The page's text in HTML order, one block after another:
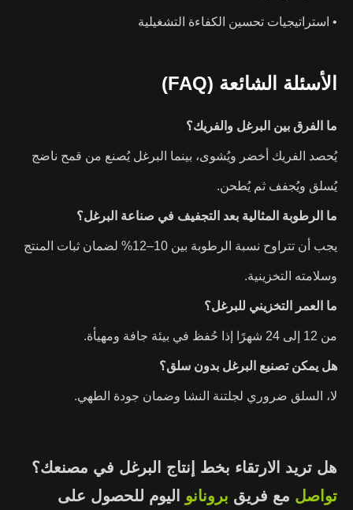
• استراتيجيات تحسين الكفاءة التشغيلية
الأسئلة الشائعة (FAQ)
ما الفرق بين البرغل والفريك؟
يُحصد الفريك أخضر ويُشوى، بينما البرغل يُصنع من قمح ناضج
يُسلق ويُجفف ثم يُطحن.
ما الرطوبة المثالية بعد التجفيف في صناعة البرغل؟
يجب أن تتراوح نسبة الرطوبة بين 10–12% لضمان ثبات المنتج
وسلامته التخزينية.
ما العمر التخزيني للبرغل؟
من 12 إلى 24 شهرًا إذا حُفظ في بيئة جافة ومهيأة.
هل يمكن تصنيع البرغل بدون سلق؟
لا، السلق ضروري لجلتنة النشا وضمان جودة الطهي.
هل تريد الارتقاء بخط إنتاج البرغل في مصنعك؟
تواصل مع فريق برونانو اليوم للحصول على